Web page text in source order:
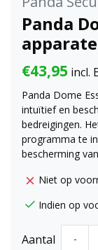
Panda
€43,95 incl.
Panda Dome
intuïtief en
bedreigingen.
programma te
bescherming
Niet op
Indien op
Aantal -